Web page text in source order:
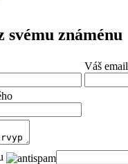
svému známénu
Váš email